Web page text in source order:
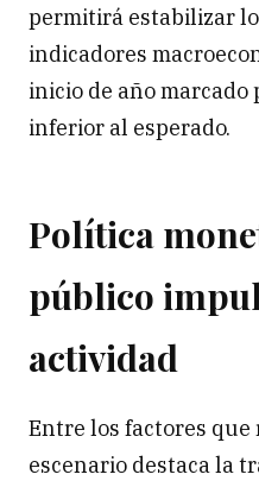
permitirá estabilizar
indicadores
inicio de año marcado
inferior al esperado.
Política
público
actividad
Entre los factores que
escenario destaca la